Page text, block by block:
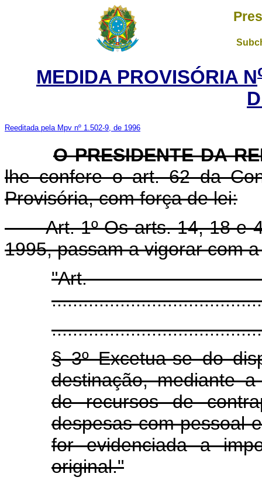
MEDIDA PROVISÓRIA N
Reeditada pela Mpv nº 1.502-9, de 1996
O PRESIDENTE DA
lhe confere o art. 62 da
Provisória, com força de lei:
Art. 1º Os arts. 14, 18 e 49
1995, passam a vigorar com
§ 3º Excetua-se do
destinação, mediante
de recursos de
despesas com pessoal
for evidenciada a
original."